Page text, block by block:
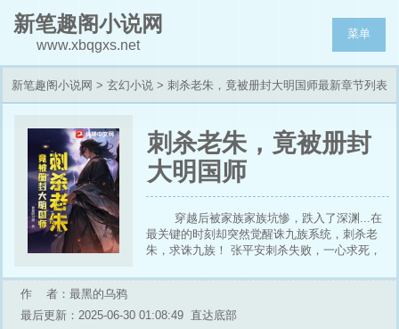
新笔趣阁小说网
www.xbqgxs.net
菜单
新笔趣阁小说网 > 玄幻小说 > 刺杀老朱，竟被册封大明国师最新章节列表
刺杀老朱，竟被册封
大明国师
穿越后被家族家族坑惨，跌入了深渊...在
最关键的时刻却突然觉醒诛九族系统，刺杀老
朱，求诛九族！ 张平安刺杀失败，一心求死，
助下开始悄然发生改变...
作 者：最黑的乌鸦
最后更新：2025-06-30 01:08:49 直达底部